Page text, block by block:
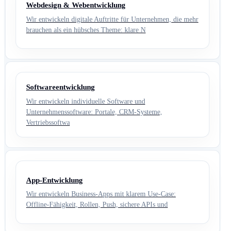
Webdesign & Webentwicklung
Wir entwickeln digitale Auftritte für Unternehmen, die mehr
brauchen als ein hübsches Theme: klare N
Softwareentwicklung
Wir entwickeln individuelle Software und
Unternehmenssoftware: Portale, CRM-Systeme,
Vertriebssoftwa
App-Entwicklung
Wir entwickeln Business-Apps mit klarem Use-Case:
Offline-Fähigkeit, Rollen, Push, sichere APIs und